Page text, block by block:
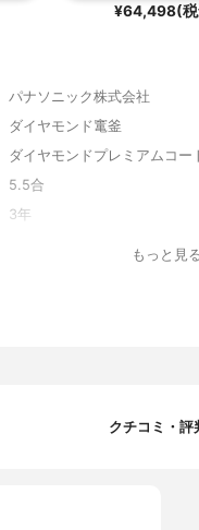
¥64,498(
パナソニック株式会社
ダイヤモンド竃釜
ダイヤモンドプレミアムコー
5.5合
3年
もっと見
クチコミ・評